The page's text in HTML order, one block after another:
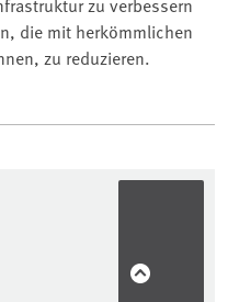
die mit herkömmlichen
zu reduzieren.